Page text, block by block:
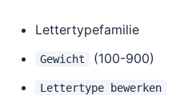
Lettertypefamilie
Gewicht (100-900)
Lettertype bewerken